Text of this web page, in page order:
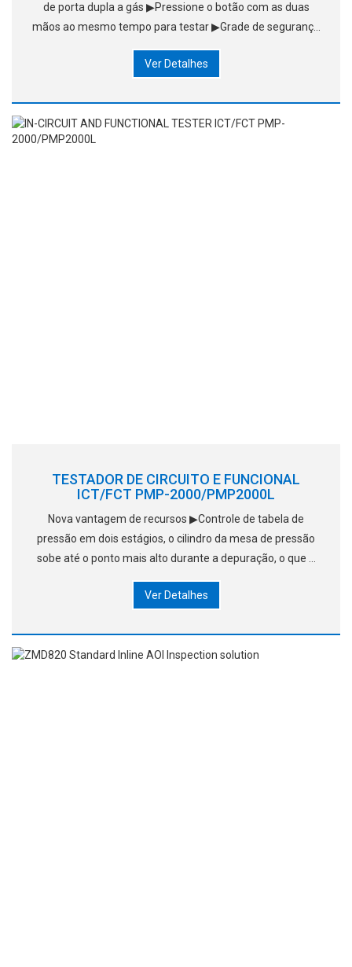
de porta dupla a gás ▶Pressione o botão com as duas
mãos ao mesmo tempo para testar ▶Grade de segurança
tipo draw-out ▶Teste
Ver Detalhes
TESTADOR DE CIRCUITO E FUNCIONAL
ICT/FCT PMP-2000/PMP2000L
Nova vantagem de recursos ▶Controle de tabela de
pressão em dois estágios, o cilindro da mesa de pressão
sobe até o ponto mais alto durante a depuração, o que é
de operação automática,
Ver Detalhes